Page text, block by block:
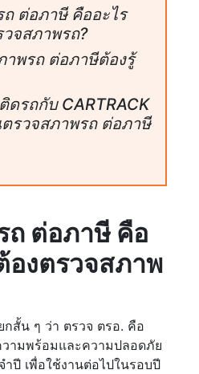
ต่อภาษี คืออะไร
จสภาพรถ?
าพรถ ต่อภาษีต้องรู้
ดรถกับ CARTRACK
รวจสภาพรถ ต่อภาษี
ถ ต่อภาษี คือ
องตรวจสภาพ
กสั้น ๆ ว่า ตรวจ ตรอ. คือ
ามพร้อมและความปลอดภัย
ปี เพื่อใช้งานต่อไปในรอบปี